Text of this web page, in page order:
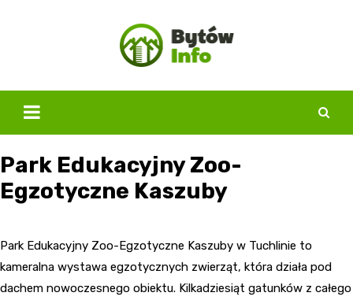
Park Edukacyjny Zoo-
Egzotyczne Kaszuby
Park Edukacyjny Zoo-Egzotyczne Kaszuby w Tuchlinie to
kameralna wystawa egzotycznych zwierząt, która działa pod
dachem nowoczesnego obiektu. Kilkadziesiąt gatunków z całego